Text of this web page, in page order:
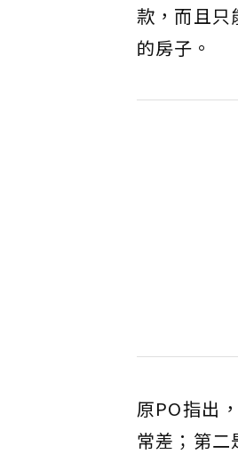
款，而且只
的房子。
原PO指出
常差；第